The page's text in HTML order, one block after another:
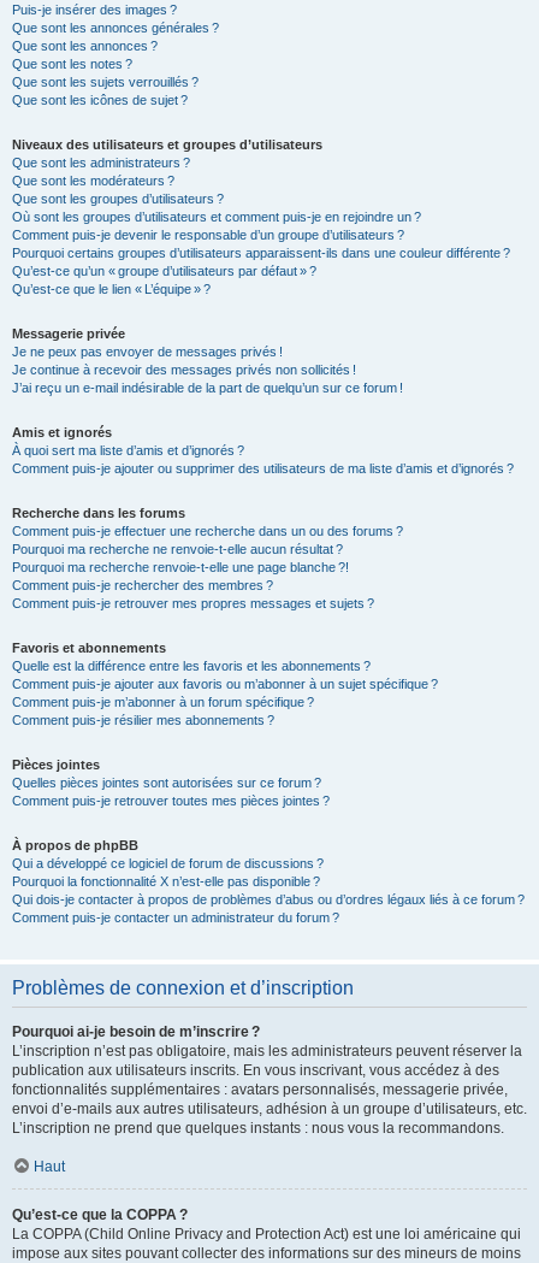
Puis-je insérer des images ?
Que sont les annonces générales ?
Que sont les annonces ?
Que sont les notes ?
Que sont les sujets verrouillés ?
Que sont les icônes de sujet ?
Niveaux des utilisateurs et groupes d’utilisateurs
Que sont les administrateurs ?
Que sont les modérateurs ?
Que sont les groupes d’utilisateurs ?
Où sont les groupes d’utilisateurs et comment puis-je en rejoindre un ?
Comment puis-je devenir le responsable d’un groupe d’utilisateurs ?
Pourquoi certains groupes d’utilisateurs apparaissent-ils dans une couleur différente ?
Qu’est-ce qu’un « groupe d’utilisateurs par défaut » ?
Qu’est-ce que le lien « L’équipe » ?
Messagerie privée
Je ne peux pas envoyer de messages privés !
Je continue à recevoir des messages privés non sollicités !
J’ai reçu un e-mail indésirable de la part de quelqu’un sur ce forum !
Amis et ignorés
À quoi sert ma liste d’amis et d’ignorés ?
Comment puis-je ajouter ou supprimer des utilisateurs de ma liste d’amis et d’ignorés ?
Recherche dans les forums
Comment puis-je effectuer une recherche dans un ou des forums ?
Pourquoi ma recherche ne renvoie-t-elle aucun résultat ?
Pourquoi ma recherche renvoie-t-elle une page blanche ?!
Comment puis-je rechercher des membres ?
Comment puis-je retrouver mes propres messages et sujets ?
Favoris et abonnements
Quelle est la différence entre les favoris et les abonnements ?
Comment puis-je ajouter aux favoris ou m’abonner à un sujet spécifique ?
Comment puis-je m’abonner à un forum spécifique ?
Comment puis-je résilier mes abonnements ?
Pièces jointes
Quelles pièces jointes sont autorisées sur ce forum ?
Comment puis-je retrouver toutes mes pièces jointes ?
À propos de phpBB
Qui a développé ce logiciel de forum de discussions ?
Pourquoi la fonctionnalité X n’est-elle pas disponible ?
Qui dois-je contacter à propos de problèmes d’abus ou d’ordres légaux liés à ce forum ?
Comment puis-je contacter un administrateur du forum ?
Problèmes de connexion et d’inscription
Pourquoi ai-je besoin de m’inscrire ?
L’inscription n’est pas obligatoire, mais les administrateurs peuvent réserver la
publication aux utilisateurs inscrits. En vous inscrivant, vous accédez à des
fonctionnalités supplémentaires : avatars personnalisés, messagerie privée,
envoi d’e-mails aux autres utilisateurs, adhésion à un groupe d’utilisateurs, etc.
L’inscription ne prend que quelques instants : nous vous la recommandons.
Haut
Qu’est-ce que la COPPA ?
La COPPA (Child Online Privacy and Protection Act) est une loi américaine qui
impose aux sites pouvant collecter des informations sur des mineurs de moins